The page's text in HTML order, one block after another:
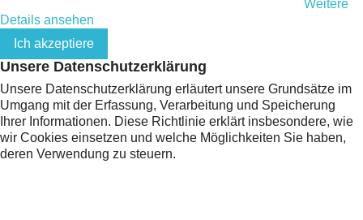
Weitere
Details ansehen
Ich akzeptiere
Unsere Datenschutzerklärung
Unsere Datenschutzerklärung erläutert unsere Grundsätze im
Umgang mit der Erfassung, Verarbeitung und Speicherung
Ihrer Informationen. Diese Richtlinie erklärt insbesondere, wie
wir Cookies einsetzen und welche Möglichkeiten Sie haben,
deren Verwendung zu steuern.